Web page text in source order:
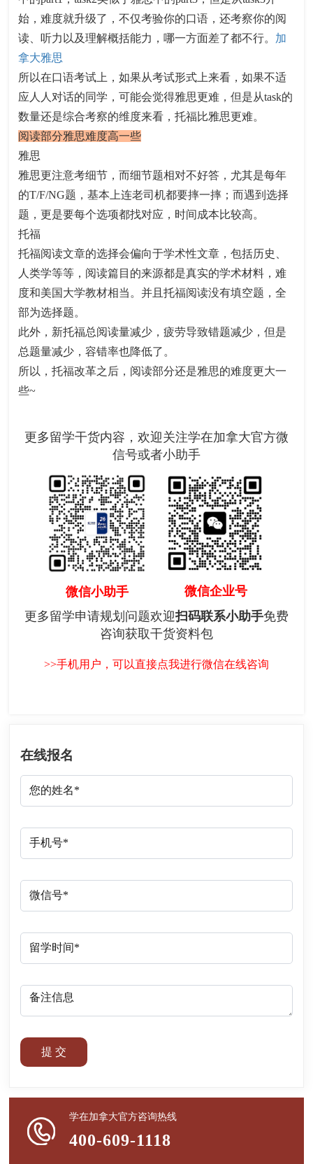
始，难度就升级了，不仅考验你的口语，还考察你的阅
读、听力以及理解概括能力，哪一方面差了都不行。 加
拿大雅思
所以在口语考试上，如果从考试形式上来看，如果不适
应人人对话的同学，可能会觉得雅思更难，但是从task的
数量还是综合考察的维度来看，托福比雅思更难。
阅读部分雅思难度高一些
雅思
雅思更注意考细节，而细节题相对不好答，尤其是每年
的T/F/NG题，基本上连老司机都要摔一摔；而遇到选择
题，更是要每个选项都找对应，时间成本比较高。
托福
托福阅读文章的选择会偏向于学术性文章，包括历史、
人类学等等，阅读篇目的来源都是真实的学术材料，难
度和美国大学教材相当。并且托福阅读没有填空题，全
部为选择题。
此外，新托福总阅读量减少，疲劳导致错题减少，但是
总题量减少，容错率也降低了。
所以，托福改革之后，阅读部分还是雅思的难度更大一
些~
更多留学干货内容，欢迎关注学在加拿大官方微
信号或者小助手
微信小助手
微信企业号
更多留学申请规划问题欢迎扫码联系小助手免费
咨询获取干货资料包
>>手机用户，可以直接点我进行微信在线咨询
在线报名
提 交
学在加拿大官方咨询热线
400-609-1118